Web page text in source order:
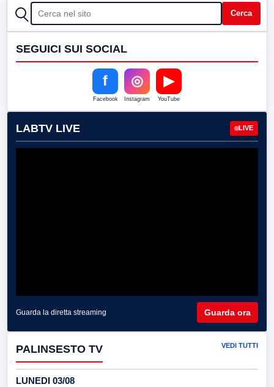
CERCA Cerca
SEGUICI SUI SOCIAL
f
Facebook
◎
Instagram
▶
YouTube
LABTV LIVE LIVE
Guarda la diretta streaming Guarda ora
PALINSESTO TV VEDI TUTTI
LUNEDI 03/08